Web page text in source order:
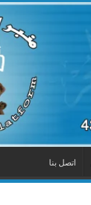
اتصل بنا